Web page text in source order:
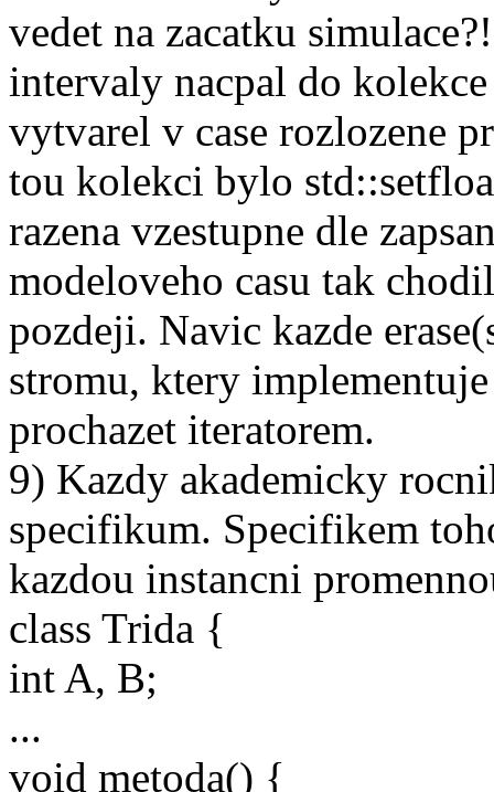
vedet na zacatku
intervaly nacpal do
vytvarel v case rozlozene
tou kolekci bylo
razena vzestupne dle
modeloveho casu tak
pozdeji. Navic kazde
stromu, ktery
prochazet iteratorem.
9) Kazdy akademicky
specifikum. Specifikem
kazdou instancni
class Trida {
int A, B;
...
void metoda() {